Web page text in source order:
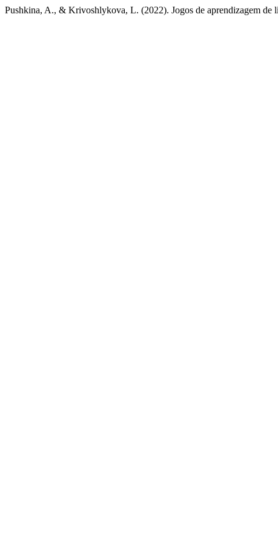
Pushkina, A., & Krivoshlykova, L. (2022). Jogos de aprendizagem de